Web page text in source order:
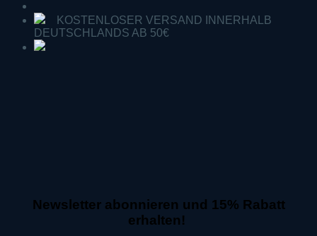
KOSTENLOSER VERSAND INNERHALB
DEUTSCHLANDS AB 50€
Newsletter abonnieren und 15% Rabatt
erhalten!